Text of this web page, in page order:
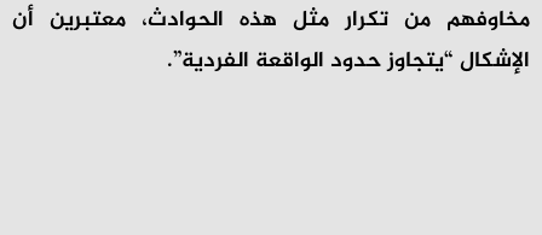
مخاوفهم من تكرار مثل هذه الحوادث، معتبرين أن
الإشكال “يتجاوز حدود الواقعة الفردية”.